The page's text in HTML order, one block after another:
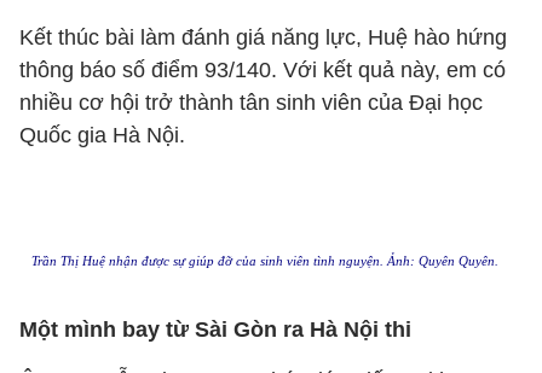
Kết thúc bài làm đánh giá năng lực, Huệ hào hứng
thông báo số điểm 93/140. Với kết quả này, em có
nhiều cơ hội trở thành tân sinh viên của Đại học
Quốc gia Hà Nội.
Trần Thị Huệ nhận được sự giúp đỡ của sinh viên tình nguyện. Ảnh: Quyên Quyên.
Một mình bay từ Sài Gòn ra Hà Nội thi